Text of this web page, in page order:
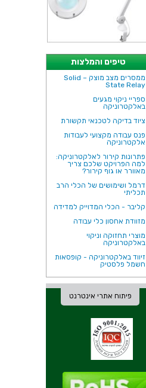
טיפים והמלצות
ממסרים מצב מוצק – Solid
State Relay
ספריי ניקוי מגעים
באלקטרוניקה
ציוד בדיקה לטכנאי תקשורת
פנס עבודה מקצועי לעבודות
אלקטרוניקה
פתרונות קירור לאלקטרוניקה:
למה הפרויקט שלכם צריך
מאוורר או גוף קירור?
דרמל ושימושים של הכלי הרב
תכליתי
קליבר - הכלי המדוייק למדידה
מזוודת אחסון כלי עבודה
מוצרי תחזוקה וניקוי
באלקטרוניקה
זיווד באלקטרוניקה - קופסאות
חשמל פלסטיק
פיתוח אתרי אינטרנט